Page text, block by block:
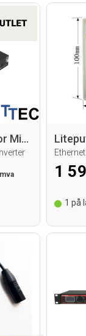
ENTTEC Pixelator Mini Converter
1
1 på